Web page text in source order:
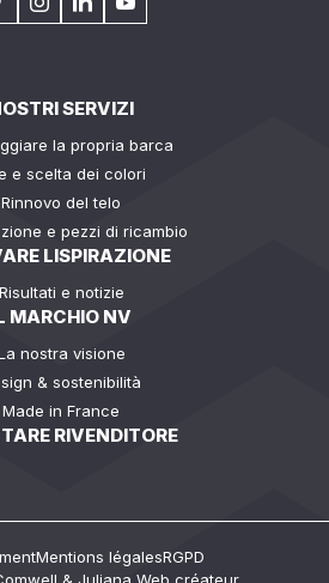
SERVIZI
la propria barca
e scelta dei colori
Rinnovo del telo
e pezzi di ricambio
LISPIRAZIONE
Risultati e notizie
MARCHIO NV
nostra visione
& sostenibilità
Made in France
RIVENDITORE
Mentions légalesRGPD